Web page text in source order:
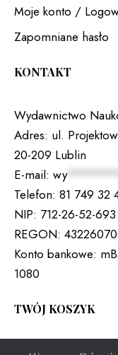
Moje konto /
Zapomniane hasło
KONTAKT
Wydawnictwo
Adres: ul.
20-209 Lublin
E-mail: wy
Telefon: 81 749 32
NIP: 712-26-52-693
REGON:
Konto bankowe:
1080
TWÓJ KOSZYK